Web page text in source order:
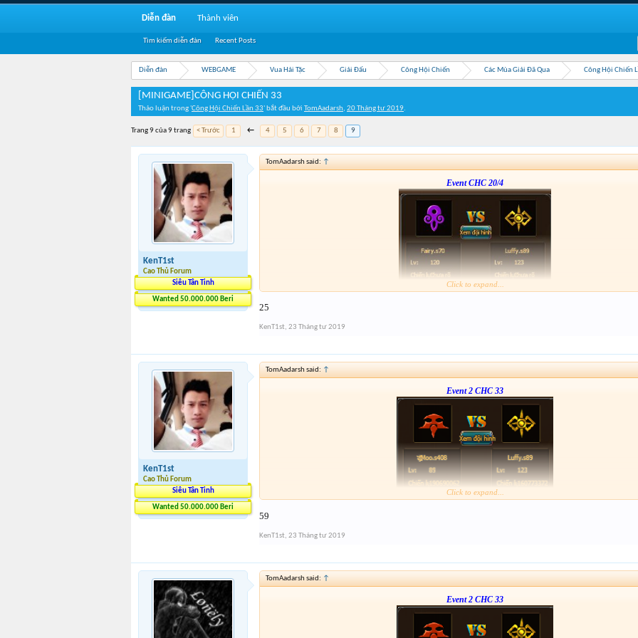
Diễn đàn WEBGAME Vua Hải Tặc Giải Đấu Công Hội Chiến Các Mùa Giải Đã Qua Công Hội Chiến
[MINIGAME]CÔNG HỘI CHIẾN 33
Thảo luận trong 'Công Hội Chiến Lần 33' bắt đầu bởi TomAadarsh, 20 Tháng tư 2019.
Trang 9 của 9 trang < Trước 1 ← 4 5 6 7 8 9
KenT1st
Cao Thủ Forum
Siêu Tân Tinh
Wanted 50.000.000 Beri
TomAadarsh said: ↑
Event CHC 20/4
Click to expand...
25
KenT1st, 23 Tháng tư 2019
KenT1st
Cao Thủ Forum
Siêu Tân Tinh
Wanted 50.000.000 Beri
TomAadarsh said: ↑
Event 2 CHC 33
Tham gia EVent 2 nhớ quote cmt này và cmt số người thương vong event giống đã điền trong
Click to expand...
59
KenT1st, 23 Tháng tư 2019
TomAadarsh said: ↑
Event 2 CHC 33
Diễn đàn
Tìm kiếm diễn đàn Recent Posts
Thành viên